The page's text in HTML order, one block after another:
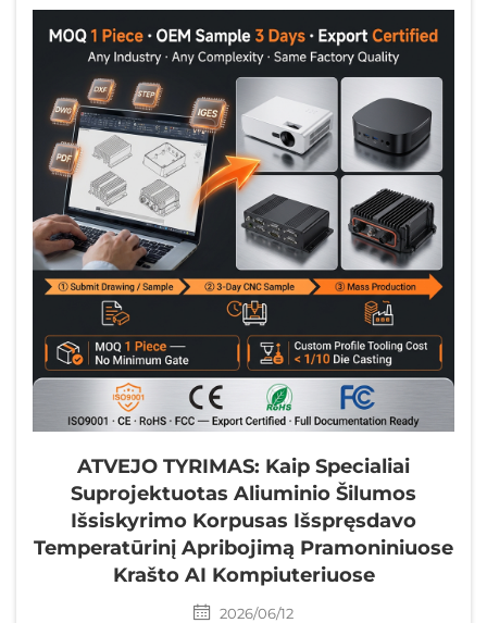
– tai buvo iššūkis...
ATVEJO TYRIMAS: Kaip Specialiai
Suprojektuotas Aliuminio Šilumos
Išsiskyrimo Korpusas Išspręsdavo
Temperatūrinį Apribojimą Pramoniniuose
Krašto AI Kompiuteriuose
2026/06/12